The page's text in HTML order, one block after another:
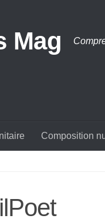
Mag
Composition